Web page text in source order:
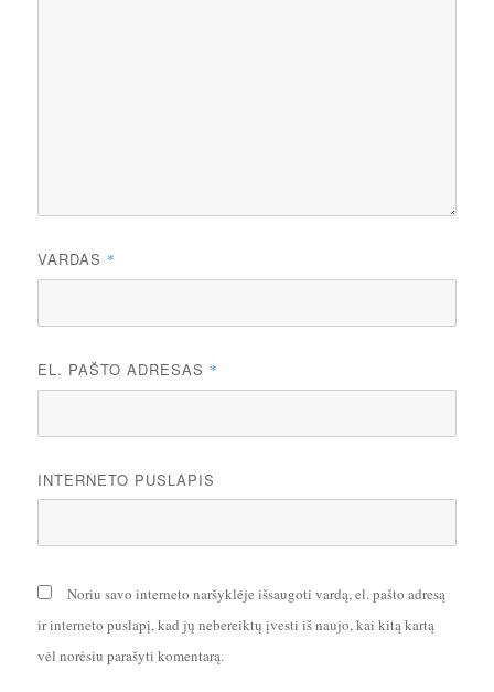
VARDAS *
EL. PAŠTO ADRESAS *
INTERNETO PUSLAPIS
Noriu savo interneto naršyklėje išsaugoti vardą, el. pašto adresą
ir interneto puslapį, kad jų nebereiktų įvesti iš naujo, kai kitą kartą
vėl norėsiu parašyti komentarą.